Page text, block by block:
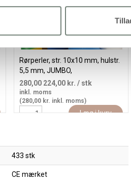
Rørperler, str. 10x10 mm, hulstr.
5,5 mm, JUMBO,
standardfarver, 2450 ass./ 1 pk.
280,00 224,00 kr. / stk
inkl. moms
(280,00 kr. inkl. moms)
Læg i kurv
433 stk
CE mærket